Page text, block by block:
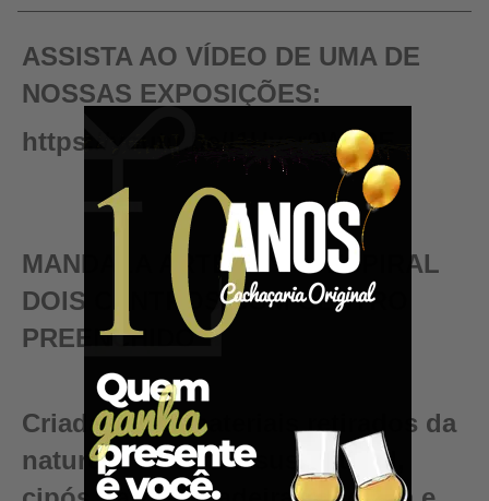
ASSISTA AO VÍDEO DE UMA DE
NOSSAS EXPOSIÇÕES:
https://youtu.be/I1Uyar0WV0E
MANDALA ARTESANAL ESPIRAL
DOIS CENTROS COM CENTRO
PREENCHIDO
Criadas com materiais retirados da
natureza de forma sustentável,